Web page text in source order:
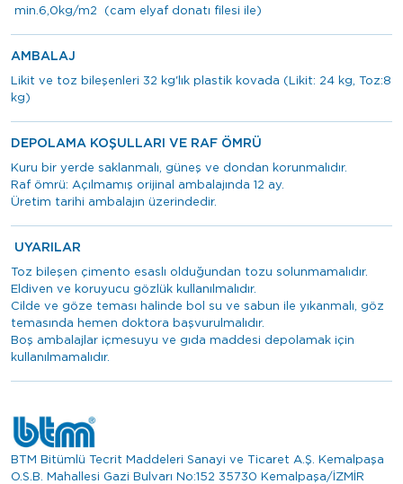
min.6,0kg/m2 (cam elyaf donatı filesi ile)
AMBALAJ
Likit ve toz bileşenleri 32 kg'lık plastik kovada (Likit: 24 kg, Toz:8
kg)
DEPOLAMA KOŞULLARI VE RAF ÖMRÜ
Kuru bir yerde saklanmalı, güneş ve dondan korunmalıdır.
Raf ömrü: Açılmamış orijinal ambalajında 12 ay.
Üretim tarihi ambalajın üzerindedir.
UYARILAR
Toz bileşen çimento esaslı olduğundan tozu solunmamalıdır.
Eldiven ve koruyucu gözlük kullanılmalıdır.
Cilde ve göze teması halinde bol su ve sabun ile yıkanmalı, göz
temasında hemen doktora başvurulmalıdır.
Boş ambalajlar içmesuyu ve gıda maddesi depolamak için
kullanılmamalıdır.
BTM Bitümlü Tecrit Maddeleri Sanayi ve Ticaret A.Ş. Kemalpaşa
O.S.B. Mahallesi Gazi Bulvarı No:152 35730 Kemalpaşa/İZMİR